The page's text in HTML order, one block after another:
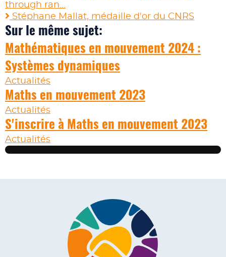
through ran...
Stéphane Mallat, médaille d'or du CNRS
Sur le même sujet:
Mathématiques en mouvement 2024 :
Systèmes dynamiques
Actualités
Maths en mouvement 2023
Actualités
S'inscrire à Maths en mouvement 2023
Actualités